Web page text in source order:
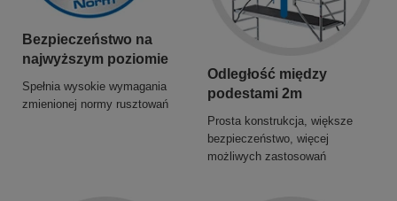
Bezpieczeństwo na
najwyższym poziomie
Spełnia wysokie wymagania
zmienionej normy rusztowań
Odległość między
podestami 2m
Prosta konstrukcja, większe
bezpieczeństwo, więcej
możliwych zastosowań